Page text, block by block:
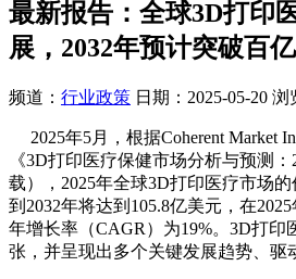
最新报告：全球3D打印
展，2032年预计突破百
频道： 行业政策 日期： 2025-05-20 浏
2025年5月，根据Coherent Market
《3D打印医疗保健市场分析与预测
载），2025年全球3D打印医疗市场
到2032年将达到105.8亿美元，在
年增长率（CAGR）为19%。3D打印
张，并呈现出多个关键发展趋势、驱